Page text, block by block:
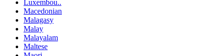
Luxembou..
Macedonian
Malagasy
Malay
Malayalam
Maltese